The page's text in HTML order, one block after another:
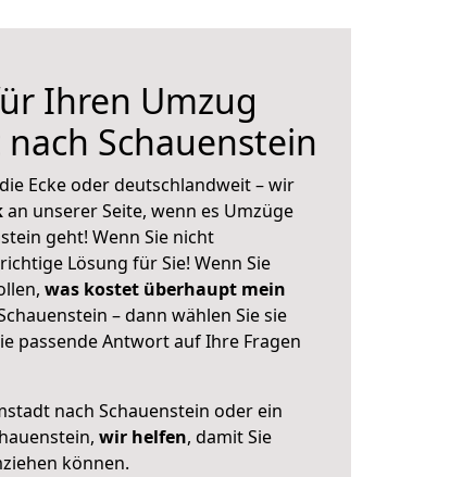
Ihren Umzug
Schauenstein
Ecke oder deutschlandweit – wir
an unserer Seite, wenn es Umzüge
geht! Wenn Sie nicht
Lösung für Sie! Wenn Sie
was kostet überhaupt mein
– dann wählen Sie sie
passende Antwort auf Ihre Fragen
nach Schauenstein oder ein
wir helfen, damit Sie
können.